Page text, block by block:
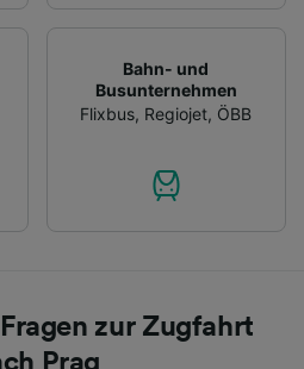
Bahn- und
Busunternehmen
Flixbus, Regiojet, ÖBB
zur Zugfahrt
Prag